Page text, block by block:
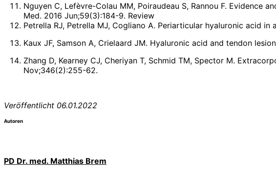
Nguyen C, Lefèvre-Colau MM, Poiraudeau S, Rannou F.
Med. 2016 Jun;59(3):184-9. Review
Petrella RJ, Petrella MJ, Cogliano A. Periarticular hyaluronic acid
Kaux JF, Samson A, Crielaard JM. Hyaluronic acid and tendon
Zhang D, Kearney CJ, Cheriyan T, Schmid TM, Spector M.
Nov;346(2):255-62.
Veröffentlicht 06.01.2022
Autoren
PD Dr. med. Matthias Brem